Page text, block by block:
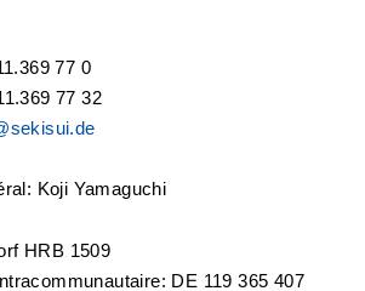
77 0
77 32
Koji Yamaguchi
HRB 1509
DE 119 365 407